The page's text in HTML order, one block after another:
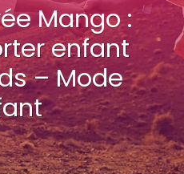
Mango :
enfant
– Mode